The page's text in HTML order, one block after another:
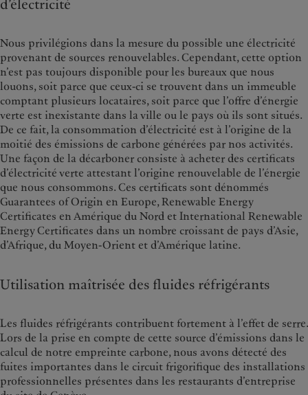
d’électricité
Nous privilégions dans la mesure du possible une électricité
provenant de sources renouvelables. Cependant, cette option
n’est pas toujours disponible pour les bureaux que nous
louons, soit parce que ceux-ci se trouvent dans un immeuble
comptant plusieurs locataires, soit parce que l’offre d’énergie
verte est inexistante dans la ville ou le pays où ils sont situés.
De ce fait, la consommation d’électricité est à l’origine de la
moitié des émissions de carbone générées par nos activités.
Une façon de la décarboner consiste à acheter des certificats
d’électricité verte attestant l’origine renouvelable de l’énergie
que nous consommons. Ces certificats sont dénommés
Guarantees of Origin en Europe, Renewable Energy
Certificates en Amérique du Nord et International Renewable
Energy Certificates dans un nombre croissant de pays d’Asie,
d’Afrique, du Moyen-Orient et d’Amérique latine.
Utilisation maîtrisée des fluides réfrigérants
Les fluides réfrigérants contribuent fortement à l’effet de serre.
Lors de la prise en compte de cette source d’émissions dans le
calcul de notre empreinte carbone, nous avons détecté des
fuites importantes dans le circuit frigorifique des installations
professionnelles présentes dans les restaurants d’entreprise